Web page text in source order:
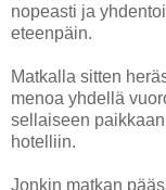
nopeasti ja
eteenpäin.
Matkalla sitten
menoa yhdellä
sellaiseen
hotelliin.
Jonkin matkan